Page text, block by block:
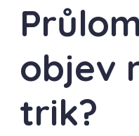
objev
trik?